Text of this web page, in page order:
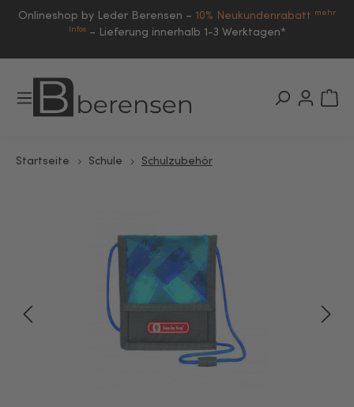
Onlineshop by Leder Berensen – 10% Neukundenrabatt mehr
Infos – Lieferung innerhalb 1-3 Werktagen*
Startseite Schule Schulzubehör